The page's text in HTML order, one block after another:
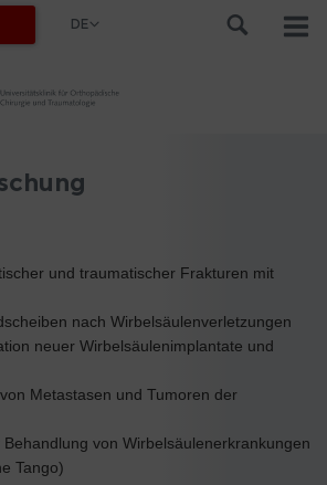
DE
und traumatischer Frakturen mit
nach Wirbelsäulenverletzungen
neuer Wirbelsäulenimplantate und
Metastasen und Tumoren der
von Wirbelsäulenerkrankungen
Tango)